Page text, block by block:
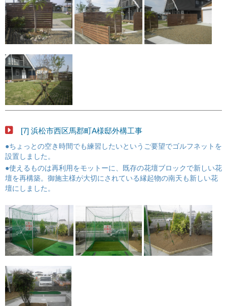
[7] 浜松市西区馬郡町A様邸外構工事
●ちょっとの空き時間でも練習したいというご要望でゴルフネットを
設置しました。
●使えるものは再利用をモットーに、既存の花壇ブロックで新しい花
壇を再構築。御施主様が大切にされている縁起物の南天も新しい花
壇にしました。